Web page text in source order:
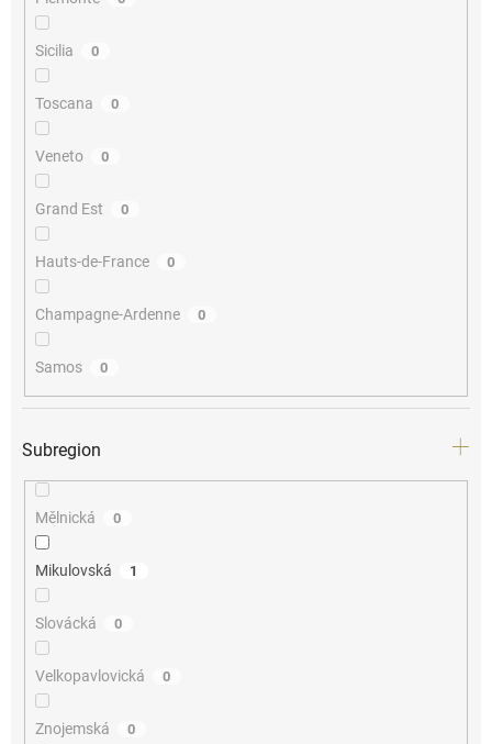
Sicilia 0
Toscana 0
Veneto 0
Grand Est 0
Hauts-de-France 0
Champagne-Ardenne 0
Samos 0
Subregion
Mělnická 0
Mikulovská 1
Slovácká 0
Velkopavlovická 0
Znojemská 0